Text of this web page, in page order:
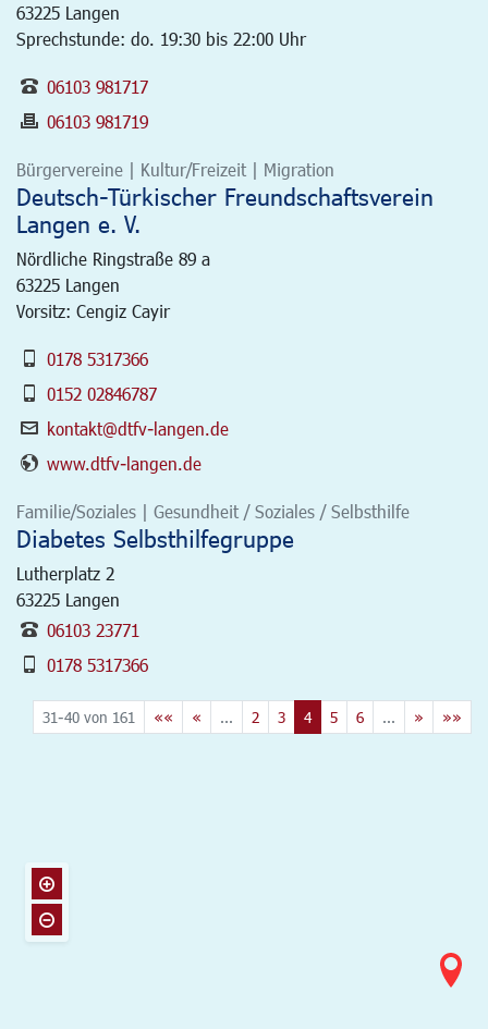
63225 Langen
Sprechstunde: do. 19:30 bis 22:00 Uhr
06103 981717
06103 981719
Bürgervereine | Kultur/Freizeit | Migration
Deutsch-Türkischer Freundschaftsverein
Langen e. V.
Nördliche Ringstraße 89 a
63225 Langen
Vorsitz: Cengiz Cayir
0178 5317366
0152 02846787
kontakt@dtfv-langen.de
www.dtfv-langen.de
Familie/Soziales | Gesundheit / Soziales / Selbsthilfe
Diabetes Selbsthilfegruppe
Lutherplatz 2
63225 Langen
06103 23771
0178 5317366
31-40 von 161 «« « ... 2 3 4 5 6 ... » »»